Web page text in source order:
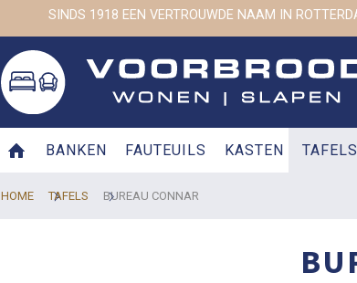
SINDS 1918 EEN VERTROUWDE NAAM IN
BANKEN FAUTEUILS KASTEN TAFELS
HOME TAFELS BUREAU CONNAR